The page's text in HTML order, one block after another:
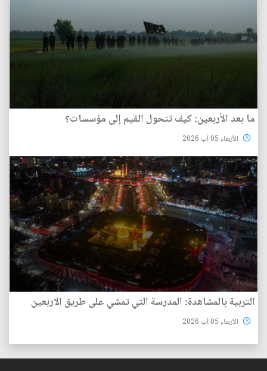
ما بعد الأربعين: كيف تتحول القيم إلى مؤسسات؟
الأربعاء 05 آب 2026
التربية بالمشاهدة: المدرسة التي تمشي على طريق الاربعين
الأربعاء 05 آب 2026